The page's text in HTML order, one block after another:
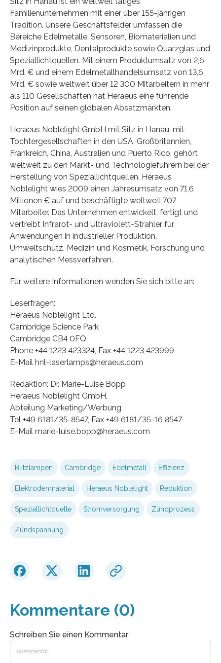
Familienunternehmen mit einer über 155-jährigen
Tradition. Unsere Geschäftsfelder umfassen die
Bereiche Edelmetalle, Sensoren, Biomaterialien und
Medizinprodukte, Dentalprodukte sowie Quarzglas und
Speziallichtquellen. Mit einem Produktumsatz von 2,6
Mrd. € und einem Edelmetallhandelsumsatz von 13,6
Mrd. € sowie weltweit über 12 300 Mitarbeitern in mehr
als 110 Gesellschaften hat Heraeus eine führende
Position auf seinen globalen Absatzmärkten.
Heraeus Noblelight GmbH mit Sitz in Hanau, mit
Tochtergesellschaften in den USA, Großbritannien,
Frankreich, China, Australien und Puerto Rico, gehört
weltweit zu den Markt- und Technologieführern bei der
Herstellung von Speziallichtquellen. Heraeus
Noblelight wies 2009 einen Jahresumsatz von 71,6
Millionen € auf und beschäftigte weltweit 707
Mitarbeiter. Das Unternehmen entwickelt, fertigt und
vertreibt Infrarot- und Ultraviolett-Strahler für
Anwendungen in industrieller Produktion,
Umweltschutz, Medizin und Kosmetik, Forschung und
analytischen Messverfahren.
Für weitere Informationen wenden Sie sich bitte an:
Leserfragen:
Heraeus Noblelight Ltd.
Cambridge Science Park
Cambridge CB4 0FQ
Phone +44 1223 423324, Fax +44 1223 423999
E-Mail hnl-laserlamps@heraeus.com
Redaktion: Dr. Marie-Luise Bopp
Heraeus Noblelight GmbH,
Abteilung Marketing/Werbung
Tel +49 6181/35-8547, Fax +49 6181/35-16 8547
E-Mail marie-luise.bopp@heraeus.com
Blitzlampen Cambridge Edelmetall Effizienz
Elektrodenmaterial Heraeus Noblelight Reduktion
Speziallichtquelle Stromversorgung Zündprozess
Zündspannung
Kommentare (0)
Schreiben Sie einen Kommentar